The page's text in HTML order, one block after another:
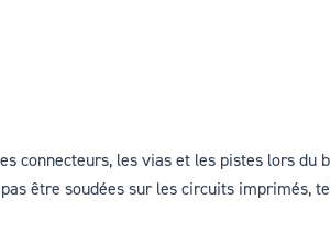
connecteurs, les vias et les pistes lors du
être soudées sur les circuits imprimés,